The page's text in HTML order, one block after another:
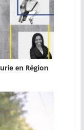
en Région